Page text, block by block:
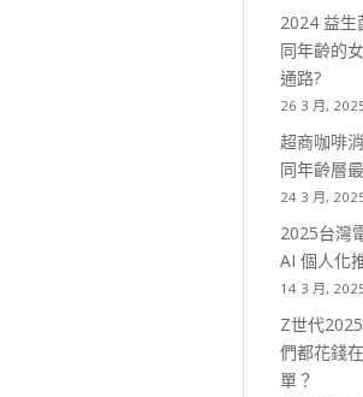
2024 益生
同年齡的
通路?
26 3 月,
超商咖啡
同年齡層
24 3 月,
2025台灣
AI 個人化
14 3 月,
Z世代
們都花錢
單？